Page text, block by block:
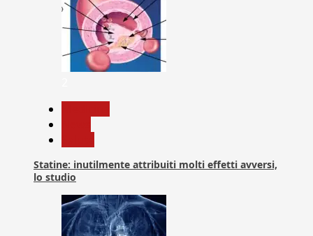
Statine: inutilmente attribuiti molti effetti avversi,
lo studio